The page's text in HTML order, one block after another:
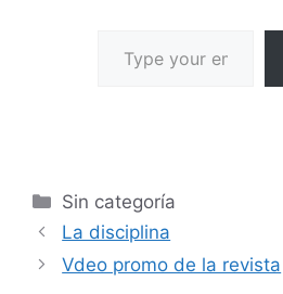
Sin categoría
La disciplina
Vdeo promo de la revista